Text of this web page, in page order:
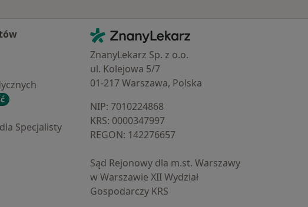
Specjalisty
Kontakt
ZnanyLekarz - Strona główna
ZnanyLekarz Sp. z o.o.
ul. Kolejowa 5/7
01-217 Warszawa, Polska
NIP: ⁠7010224868
KRS: ⁠0000347997
REGON: ⁠142276657
Sąd Rejonowy dla m.st. Warszawy
w Warszawie XII Wydział
Gospodarczy KRS